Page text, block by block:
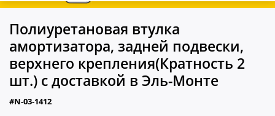
Полиуретановая втулка
амортизатора, задней подвески,
верхнего крепления(Кратность 2
шт.) с доставкой в Эль-Монте
#N-03-1412